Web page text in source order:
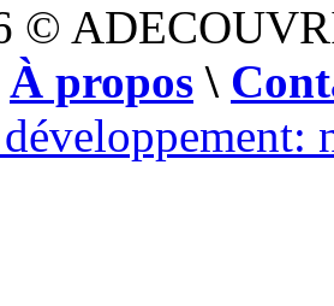
©
À propos \